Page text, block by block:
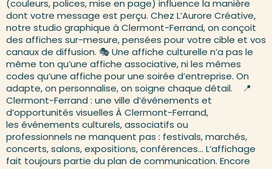
(couleurs, polices, mise en page) influence la manière
dont votre message est perçu. Chez L’Aurore Créative,
notre studio graphique à Clermont-Ferrand, on conçoit
des affiches sur-mesure, pensées pour votre cible et vos
canaux de diffusion. 🎭 Une affiche culturelle n’a pas le
même ton qu’une affiche associative, ni les mêmes
codes qu’une affiche pour une soirée d’entreprise. On
adapte, on personnalise, on soigne chaque détail. 📍
Clermont-Ferrand : une ville d’événements et
d’opportunités visuelles À Clermont-Ferrand,
les événements culturels, associatifs ou
professionnels ne manquent pas : festivals, marchés,
concerts, salons, expositions, conférences… L’affichage
fait toujours partie du plan de communication. Encore